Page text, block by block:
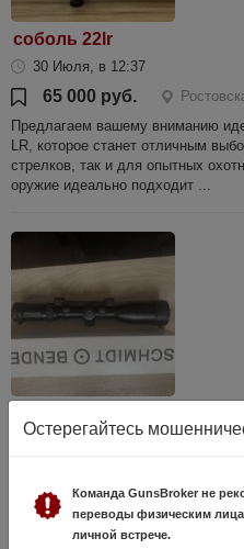
соболь 22lr
30 Июля, в 12:37
65 000 руб.
Предлагаем вашему вниманию
LR, которое станет отличным
стрелков, так и для опытных
оружие идеально подходит ...
17 Июля, в 20:33
Прицел дневной Шмид и Бендер ,
отличная , использовался редко
дешевле, на сообщение отвечаю
Остерегайтесь
Команда GunsBroker не
переводы физическим
личной встрече.